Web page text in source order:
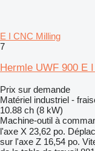
E I CNC Milling
7
Hermle UWF 900 E
Prix sur demande
Matériel industriel -
10.88 ch (8 kW)
Machine-outil à
l'axe X 23,62 po.
sur l'axe Z 16,54 po.